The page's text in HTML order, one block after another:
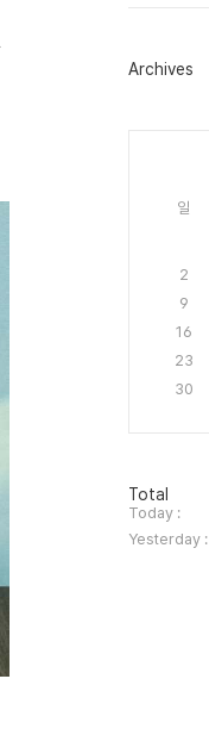
그
Archives
일
2
9
16
23
30
방
문
자
수
Total
Today :
Yesterday :